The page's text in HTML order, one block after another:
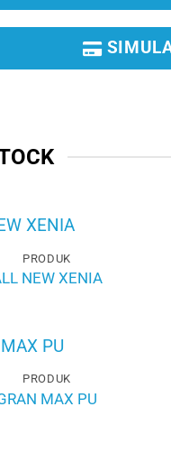
PRODUK
NEW XENIA
PRODUK
MAX PU